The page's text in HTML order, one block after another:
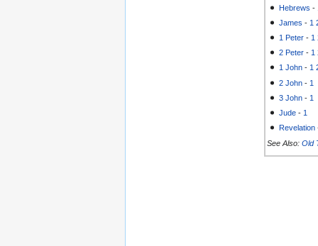
Hebrews -
James - 1
1 Peter - 1
2 Peter - 1
1 John - 1
2 John - 1
3 John - 1
Jude - 1
Revelation
See Also: Old